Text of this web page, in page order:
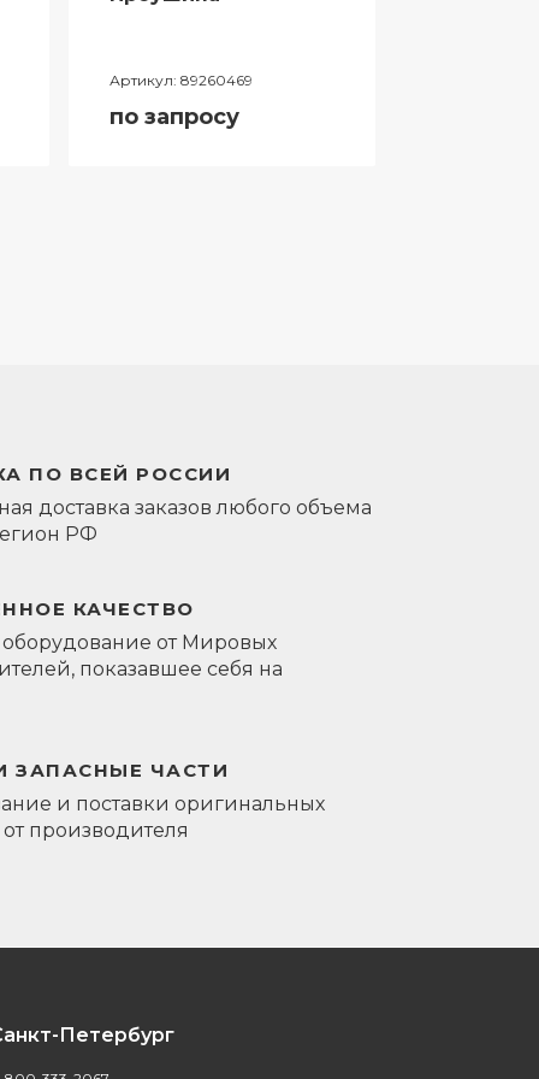
Артикул: 89260469
по запросу
ПО ВСЕЙ РОССИИ
доставка заказов любого объема
РФ
КАЧЕСТВО
оборудование от Мировых
показавшее себя на
ЗАПАСНЫЕ ЧАСТИ
и поставки оригинальных
от производителя
Петербург